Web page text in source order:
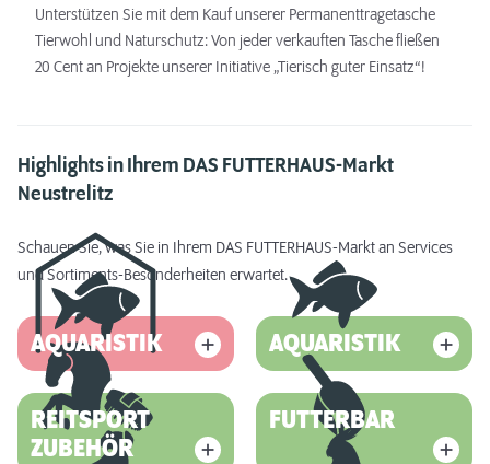
Unterstützen Sie mit dem Kauf unserer Permanenttragetasche
Tierwohl und Naturschutz: Von jeder verkauften Tasche fließen
20 Cent an Projekte unserer Initiative „Tierisch guter Einsatz“!
Highlights in Ihrem DAS FUTTERHAUS-Markt
Neustrelitz
Schauen Sie, was Sie in Ihrem DAS FUTTERHAUS-Markt an Services
und Sortiments-Besonderheiten erwartet.
AQUARISTIK AQUARISTIK
REITSPORT
ZUBEHÖR
FUTTERBAR